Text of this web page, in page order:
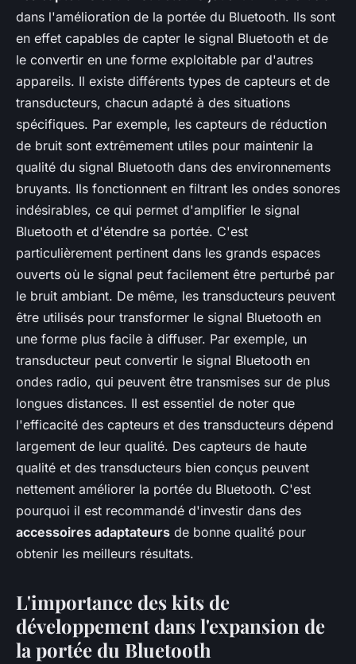
dans l'amélioration de la portée du Bluetooth. Ils sont
en effet capables de capter le signal Bluetooth et de
le convertir en une forme exploitable par d'autres
appareils. Il existe différents types de capteurs et de
transducteurs, chacun adapté à des situations
spécifiques. Par exemple, les capteurs de réduction
de bruit sont extrêmement utiles pour maintenir la
qualité du signal Bluetooth dans des environnements
bruyants. Ils fonctionnent en filtrant les ondes sonores
indésirables, ce qui permet d'amplifier le signal
Bluetooth et d'étendre sa portée. C'est
particulièrement pertinent dans les grands espaces
ouverts où le signal peut facilement être perturbé par
le bruit ambiant. De même, les transducteurs peuvent
être utilisés pour transformer le signal Bluetooth en
une forme plus facile à diffuser. Par exemple, un
transducteur peut convertir le signal Bluetooth en
ondes radio, qui peuvent être transmises sur de plus
longues distances. Il est essentiel de noter que
l'efficacité des capteurs et des transducteurs dépend
largement de leur qualité. Des capteurs de haute
qualité et des transducteurs bien conçus peuvent
nettement améliorer la portée du Bluetooth. C'est
pourquoi il est recommandé d'investir dans des
accessoires adaptateurs de bonne qualité pour
obtenir les meilleurs résultats.
L'importance des kits de
développement dans l'expansion de
la portée du Bluetooth